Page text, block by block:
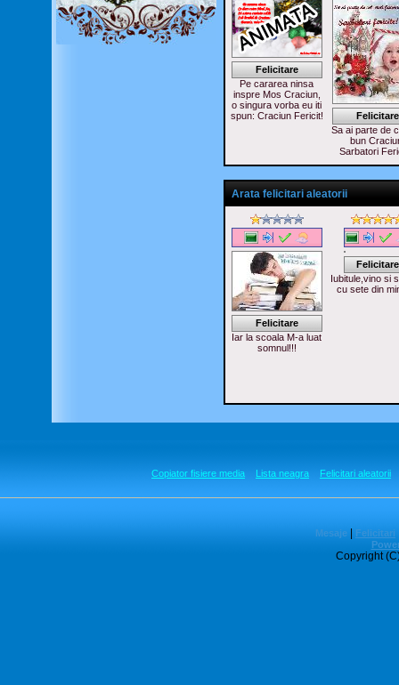
Felicitare
Pe cararea ninsa
inspre Mos Craciun,
o singura vorba eu iti
spun: Craciun Fericit!
Felicitare
Sa ai parte de
bun
Sarbatori
Arata felicitari aleatorii
Felicitare
Iar la scoala M-a luat
somnul!!!
Felicitare
Iubitule,vino si
cu sete din
Copiator fisiere media Lista neagra Felicitari aleatorii
Mesaje Felicitari
Copyright